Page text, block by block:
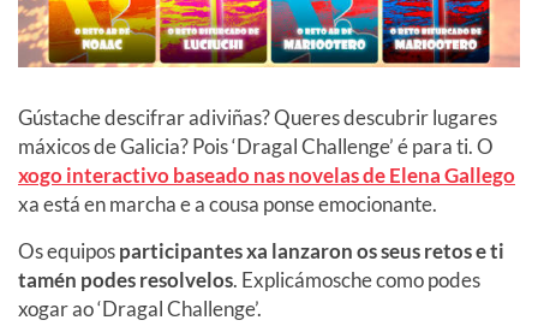
Gústache descifrar adiviñas? Queres descubrir lugares
máxicos de Galicia? Pois ‘Dragal Challenge’ é para ti. O
xogo interactivo baseado nas novelas de Elena Gallego
xa está en marcha e a cousa ponse emocionante.
Os equiposparticipantes xa lanzaron os seus retos e ti
tamén podes resolvelos. Explicámosche como podes
xogar ao ‘Dragal Challenge’.